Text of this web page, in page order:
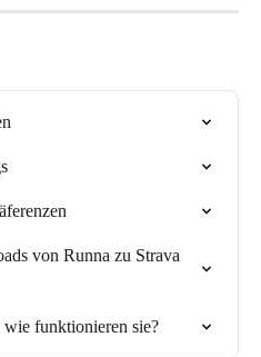
von Runna zu Strava
wie funktionieren sie?